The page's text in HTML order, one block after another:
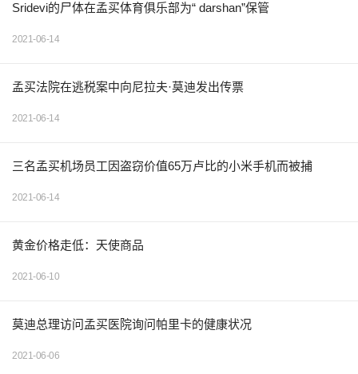
Sridevi的尸体在孟买体育俱乐部为“ darshan”保管
2021-06-14
孟买法院在逃税案中向尼拉夫·莫迪发出传票
2021-06-14
三名孟买机场员工因盗窃价值65万卢比的小米手机而被捕
2021-06-14
黄金价格走低：天使商品
2021-06-10
莫迪总理访问孟买医院询问帕里卡的健康状况
2021-06-06